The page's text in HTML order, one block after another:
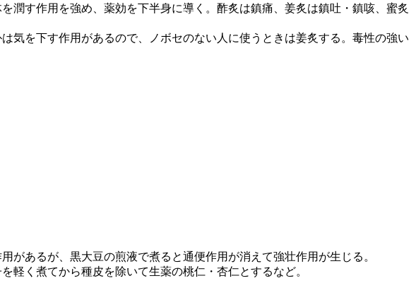
す作用を強め、薬効を下半身に導く。酢炙は鎮痛、姜炙は鎮吐・鎮咳、蜜炙
を下す作用があるので、ノボセのない人に使うときは姜炙する。毒性の強い
あるが、黒大豆の煎液で煮ると通便作用が消えて強壮作用が生じる。
く煮てから種皮を除いて生薬の桃仁・杏仁とするなど。